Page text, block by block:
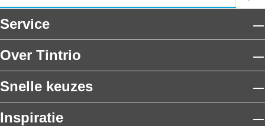
Service
Over Tintrio
Snelle keuzes
Inspiratie